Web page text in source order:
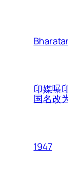
印媒曝
国名改
1947